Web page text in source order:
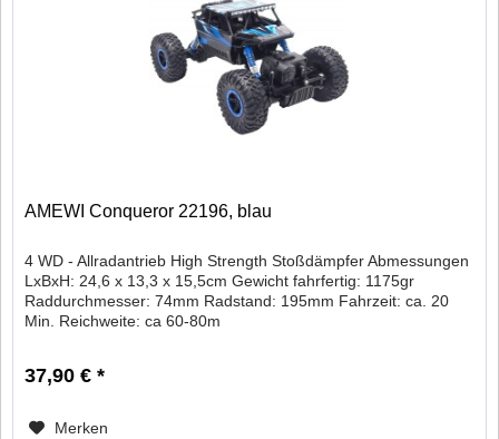
AMEWI Conqueror 22196, blau
4 WD - Allradantrieb High Strength Stoßdämpfer Abmessungen
LxBxH: 24,6 x 13,3 x 15,5cm Gewicht fahrfertig: 1175gr
Raddurchmesser: 74mm Radstand: 195mm Fahrzeit: ca. 20
Min. Reichweite: ca 60-80m
37,90 € *
Merken